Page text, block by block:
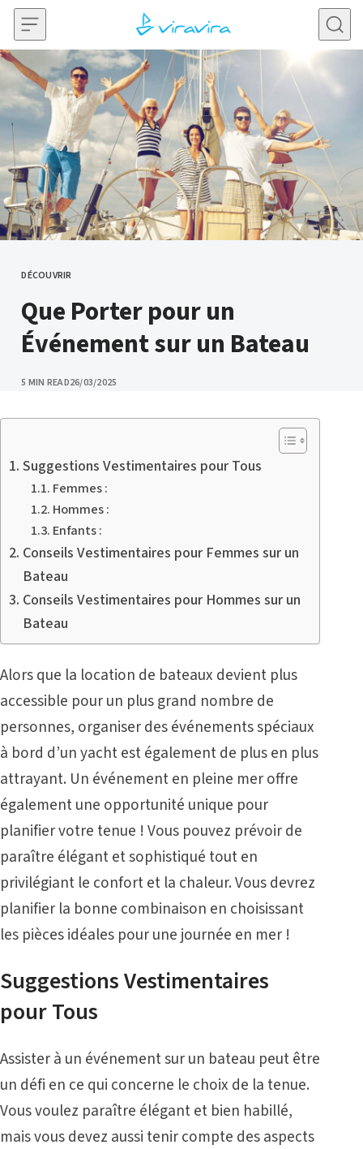
Skip to content
CATEGORY
DÉCOUVRIR
Que Porter pour un
Événement sur un Bateau
5 MIN READPUBLISHED
26/03/2025
Suggestions Vestimentaires pour Tous
Femmes :
Hommes :
Enfants :
Conseils Vestimentaires pour Femmes sur un
Bateau
Conseils Vestimentaires pour Hommes sur un
Bateau
Alors que la location de bateaux devient plus
accessible pour un plus grand nombre de
personnes, organiser des événements spéciaux
à bord d’un yacht est également de plus en plus
attrayant. Un événement en pleine mer offre
également une opportunité unique pour
planifier votre tenue ! Vous pouvez prévoir de
paraître élégant et sophistiqué tout en
privilégiant le confort et la chaleur. Vous devrez
planifier la bonne combinaison en choisissant
les pièces idéales pour une journée en mer !
Suggestions Vestimentaires
pour Tous
Assister à un événement sur un bateau peut être
un défi en ce qui concerne le choix de la tenue.
Vous voulez paraître élégant et bien habillé,
mais vous devez aussi tenir compte des aspects